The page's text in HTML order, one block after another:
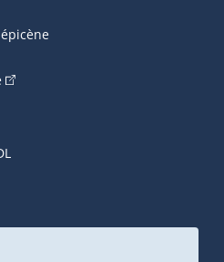
(Cet hyperlien externe s'ouvrira